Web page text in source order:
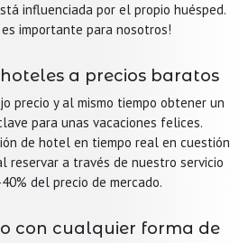
influenciada por el propio huésped.
es importante para nosotros!
hoteles a precios baratos
precio y al mismo tiempo obtener un
para unas vacaciones felices.
de hotel en tiempo real en cuestión
reservar a través de nuestro servicio
del precio de mercado.
con cualquier forma de